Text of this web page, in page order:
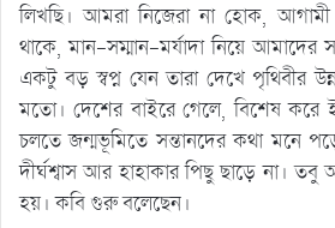
লিখছি। আমরা নিজেরা না হোক,
থাকে, মান-সম্মান-মর্যাদা নিয়ে আমাদের
একটু বড় স্বপ্ন যেন তারা দেখে পৃথিবীর
মতো। দেশের বাইরে গেলে, বিশেষ
চলতে জন্মভূমিতে সন্তানদের কথা মনে
দীর্ঘশ্বাস আর হাহাকার পিছু ছাড়ে না। তবু
হয়। কবি গুরু বলেছেন।